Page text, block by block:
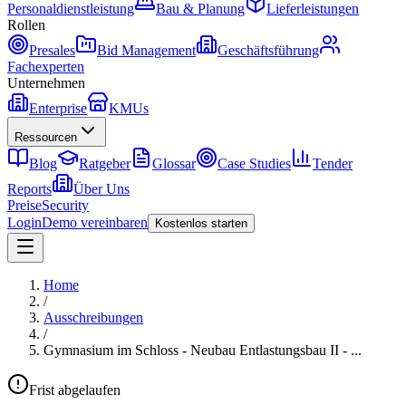
Personaldienstleistung
Bau & Planung
Lieferleistungen
Rollen
Presales
Bid Management
Geschäftsführung
Fachexperten
Unternehmen
Enterprise
KMUs
Ressourcen
Blog Ratgeber Glossar Case Studies
Tender
Reports
Über Uns
PreiseSecurity
LoginDemo vereinbaren Kostenlos starten
Home
/
Ausschreibungen
/
Gymnasium im Schloss - Neubau Entlastungsbau II - ...
Frist abgelaufen